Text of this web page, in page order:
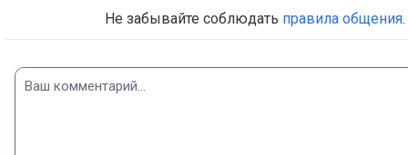
Не забывайте соблюдать правила общения.